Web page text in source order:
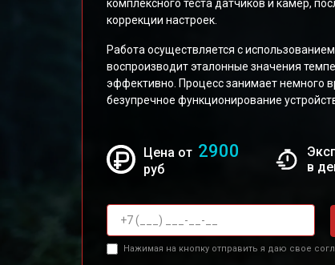
комплексного теста датчиков и камер,
коррекции настроек.
Работа осуществляется с
воспроизводит эталонные значения
эффективно. Процесс занимает немного
безупречное функционирование
Цена от 2900
руб
в
Нажимая на кнопку отправить я даю свое